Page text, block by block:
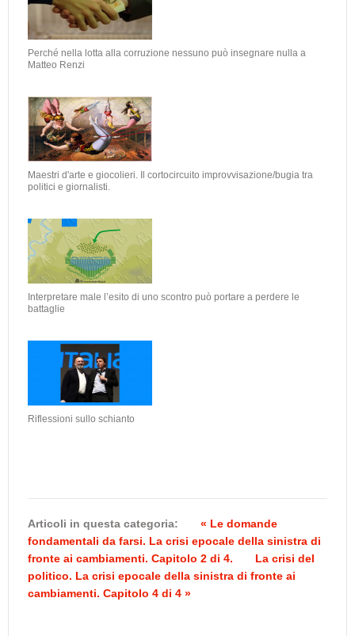
Perché nella lotta alla corruzione nessuno può insegnare nulla a
Matteo Renzi
Maestri d'arte e giocolieri. Il cortocircuito improvvisazione/bugia tra
politici e giornalisti.
Interpretare male l’esito di uno scontro può portare a perdere le
battaglie
Riflessioni sullo schianto
Articoli in questa categoria:
« Le domande
fondamentali da farsi. La crisi epocale della sinistra di
fronte ai cambiamenti. Capitolo 2 di 4.
La crisi del
politico. La crisi epocale della sinistra di fronte ai
cambiamenti. Capitolo 4 di 4 »